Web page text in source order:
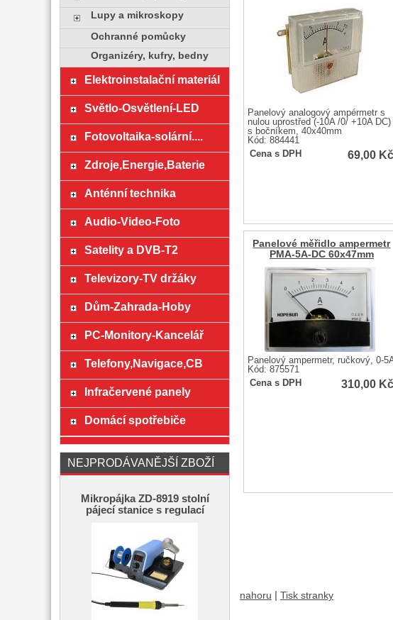
Panelový analogový ampérmetr s
nulou uprostřed (-10A /0/ +10A DC)
s bočníkem, 40x40mm
Kód: 884441
Cena s DPH
69,00 Kč
Panelové měřidlo ampermetr
PMA-5A-DC 60x47mm
Panelový ampermetr, ručkový, 0-
Kód: 875571
Cena s DPH
310,00 Kč
nahoru Tisk stranky
Lupy a mikroskopy
Ochranné pomůcky
Organizéry, kufry, bedny
Elektroinstalační materiál
Světlo-Osvětlení-LED
Fotovoltaika-solární....
Zdroje,Energie,Baterie
Anténní technika
Audio-Video-Foto
Satelity a DVB-T2
Televizory-TV držáky
Dům-Zahrada-Hoby
PC-Monitory-Kancelář
Telefony,Navigace,CB
Infračervené panely
Domácí spotřebiče
NEJPRODÁVANĚJŠÍ ZBOŽÍ
Mikropájka ZD-8919 stolní
pájecí stanice s regulací